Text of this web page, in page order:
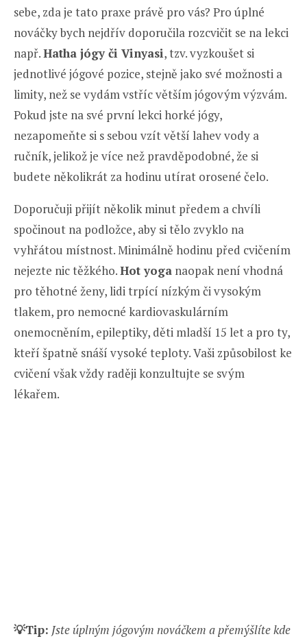
sebe, zda je tato praxe právě pro vás? Pro úplné
nováčky bych nejdřív doporučila rozcvičit se na lekci
např.Hatha jógy či Vinyasi, tzv. vyzkoušet si
jednotlivé jógové pozice, stejně jako své možnosti a
limity, než se vydám vstříc větším jógovým výzvám.
Pokud jste na své první lekci horké jógy,
nezapomeňte si s sebou vzít větší lahev vody a
ručník, jelikož je více než pravděpodobné, že si
budete několikrát za hodinu utírat orosené čelo.
Doporučuji přijít několik minut předem a chvíli
spočinout na podložce, aby si tělo zvyklo na
vyhřátou místnost. Minimálně hodinu před cvičením
nejezte nic těžkého.Hot yoga naopak není vhodná
pro těhotné ženy, lidi trpící nízkým či vysokým
tlakem, pro nemocné kardiovaskulárním
onemocněním, epileptiky, děti mladší 15 let a pro ty,
kteří špatně snáší vysoké teploty. Vaši způsobilost ke
cvičení však vždy raději konzultujte se svým
lékařem.
💡Tip: Jste úplným jógovým nováčkem a přemýšlíte kde